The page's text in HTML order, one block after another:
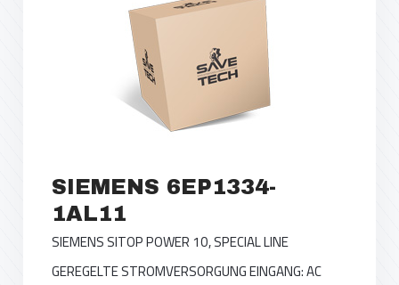
SIEMENS 6EP1334-
1AL11
SIEMENS SITOP POWER 10, SPECIAL LINE
GEREGELTE STROMVERSORGUNG EINGANG: AC